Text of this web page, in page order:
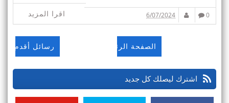
اقرا المزيد 0
6/07/2024
رسائل أقدم الصفحة الرئيسية
اشترك ليصلك كل جديد